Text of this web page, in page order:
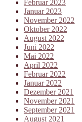
Februar 2023
Januar 2023
November 2022
Oktober 2022
August 2022
Juni 2022
Mai 2022
April 2022
Februar 2022
Januar 2022
Dezember 2021
November 2021
September 2021
August 2021